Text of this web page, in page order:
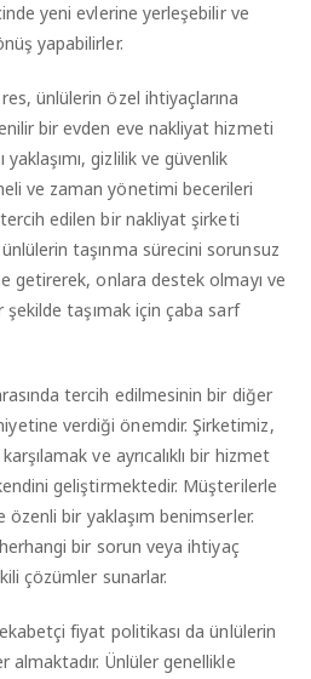
yeni evlerine yerleşebilir ve
yapabilirler.
ünlülerin özel ihtiyaçlarına
bir evden eve nakliyat hizmeti
gizlilik ve güvenlik
ve zaman yönetimi becerileri
edilen bir nakliyat şirketi
taşınma sürecini sorunsuz
getirerek, onlara destek olmayı ve
şekilde taşımak için çaba sarf
tercih edilmesinin bir diğer
verdiği önemdir. Şirketimiz,
ve ayrıcalıklı bir hizmet
geliştirmektedir. Müşterilerle
özenli bir yaklaşım benimserler.
herhangi bir sorun veya ihtiyaç
çözümler sunarlar.
fiyat politikası da ünlülerin
almaktadır. Ünlüler genellikle